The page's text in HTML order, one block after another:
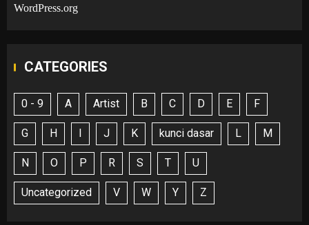
WordPress.org
CATEGORIES
0 - 9 A Artist B C D E F
G H I J K kunci dasar L M
N O P R S T U
Uncategorized V W Y Z